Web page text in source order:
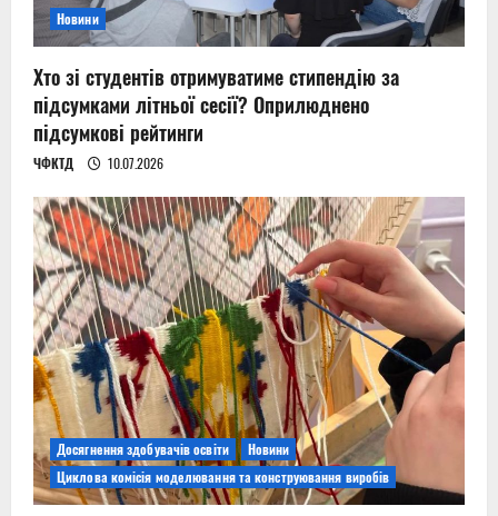
Новини
Хто зі студентів отримуватиме стипендію за
підсумками літньої сесії? Оприлюднено
підсумкові рейтинги
ЧФКТД 10.07.2026
Досягнення здобувачів освіти
Новини
Циклова комісія моделювання та конструювання виробів